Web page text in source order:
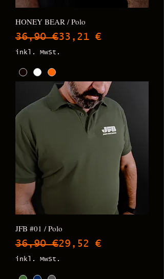
HONEY BEAR / Polo
Standardpreis
36,90 €
Sale-Preis33,21 €
inkl. MwSt.
JFB #01 / Polo
Standardpreis
36,90 €
Sale-Preis29,52 €
inkl. MwSt.